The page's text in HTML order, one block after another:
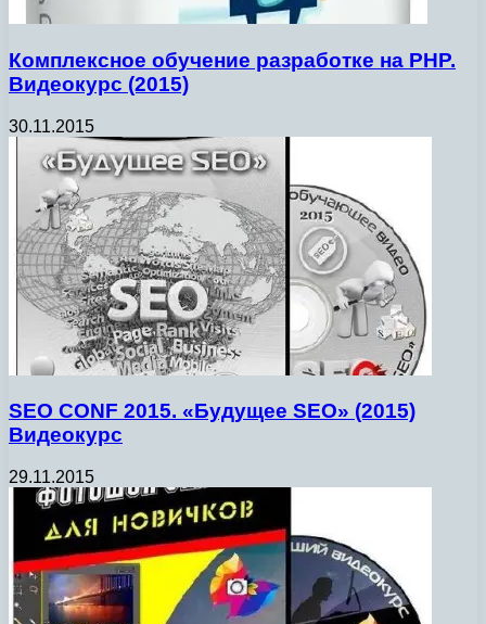
Комплексное обучение разработке на PHP.
Видеокурс (2015)
30.11.2015
SEO CONF 2015. «Будущее SEO» (2015)
Видеокурс
29.11.2015